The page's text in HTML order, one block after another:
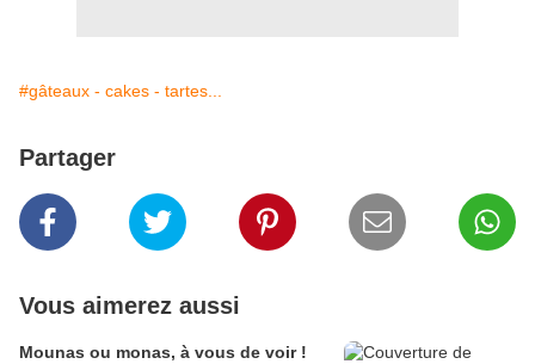
#gâteaux - cakes - tartes...
Partager
Vous aimerez aussi
Mounas ou monas, à vous de voir !